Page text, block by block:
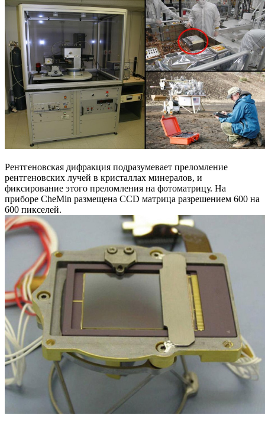
Рентгеновская дифракция подразумевает преломление
рентгеновских лучей в кристаллах минералов, и
фиксирование этого преломления на фотоматрицу. На
приборе CheMin размещена CCD матрица разрешением 600 на
600 пикселей.